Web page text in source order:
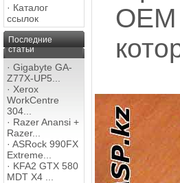
· Каталог
ссылок
Последние
статьи
· Gigabyte GA-
Z77X-UP5...
· Xerox
WorkCentre
304...
· Razer Anansi +
Razer...
· ASRock 990FX
Extreme...
· KFA2 GTX 580
MDT X4 ...
ОЕМ